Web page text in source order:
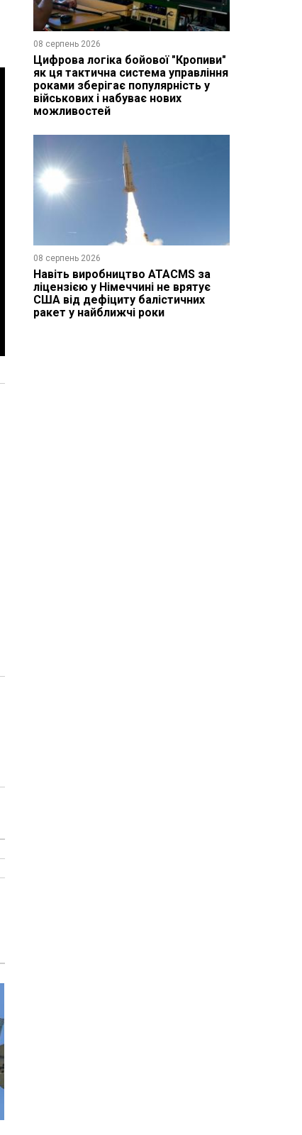
08 серпень 2026
Цифрова логіка бойової "Кропиви"
як ця тактична система управління
роками зберігає популярність у
військових і набуває нових
можливостей
08 серпень 2026
Навіть виробництво ATACMS за
ліцензією у Німеччині не врятує
США від дефіциту балістичних
ракет у найближчі роки